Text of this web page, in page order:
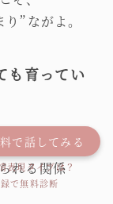
”ながよ。
も育ってい
れる関係
で話してみる
表現タイプは？
で無料診断